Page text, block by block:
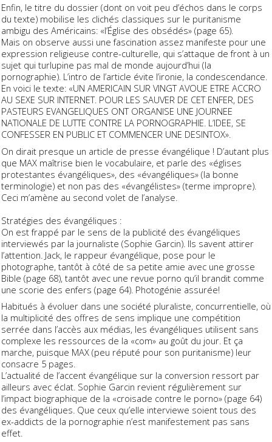
Enfin, le titre du dossier (dont on voit peu d’échos dans le corps
du texte) mobilise les clichés classiques sur le puritanisme
ambigu des Américains: «l’Église des obsédés» (page 65).
Mais on observe aussi une fascination assez manifeste pour une
expression religieuse contre-culturelle, qui s’attaque de front à un
sujet qui turlupine pas mal de monde aujourd’hui (la
pornographie). L’intro de l’article évite l’ironie, la condescendance.
En voici le texte: «UN AMERICAIN SUR VINGT AVOUE ETRE ACCRO
AU SEXE SUR INTERNET. POUR LES SAUVER DE CET ENFER, DES
PASTEURS EVANGELIQUES ONT ORGANISE UNE JOURNEE
NATIONALE DE LUTTE CONTRE LA PORNOGRAPHIE. L’IDEE, SE
CONFESSER EN PUBLIC ET COMMENCER UNE DESINTOX».
On dirait presque un article de presse évangélique ! D’autant plus
que MAX maîtrise bien le vocabulaire, et parle des «églises
protestantes évangéliques», des «évangéliques» (la bonne
terminologie) et non pas des «évangélistes» (terme impropre).
Ceci m’amène au second volet de l’analyse.
Stratégies des évangéliques :
On est frappé par le sens de la publicité des évangéliques
interviewés par la journaliste (Sophie Garcin). Ils savent attirer
l’attention. Jack, le rappeur évangélique, pose pour le
photographe, tantôt à côté de sa petite amie avec une grosse
Bible (page 68), tantôt avec une revue porno qu’il brandit comme
une scorie des enfers (page 64). Photogénie assurée!
Habitués à évoluer dans une société pluraliste, concurrentielle, où
la multiplicité des offres de sens implique une compétition
serrée dans l’accès aux médias, les évangéliques utilisent sans
complexe les ressources de la «com» au goût du jour. Et ça
marche, puisque MAX (peu réputé pour son puritanisme) leur
consacre 5 pages.
L’actualité de l’accent évangélique sur la conversion ressort par
ailleurs avec éclat. Sophie Garcin revient régulièrement sur
l’impact biographique de la «croisade contre le porno» (page 64)
des évangéliques. Que ceux qu’elle interviewe soient tous des
ex-addicts de la pornographie n’est manifestement pas sans
effet.